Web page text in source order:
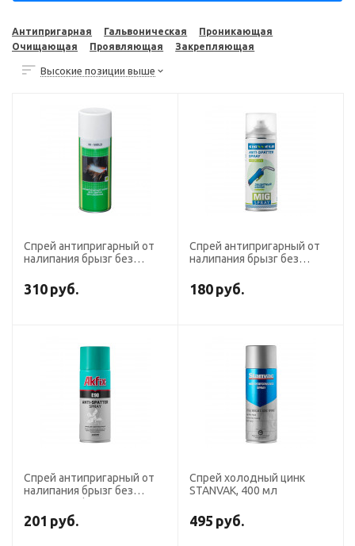
Антипригарная Гальвоническая
Проникающая
Очищающая
Проявляющая Закрепляющая
Высокие позиции выше
Спрей антипригарный от
налипания брызг без
310 руб.
Спрей антипригарный от
налипания брызг без
180 руб.
Спрей антипригарный от
налипания брызг без
201 руб.
Спрей холодный цинк
STANVAK, 400 мл
495 руб.